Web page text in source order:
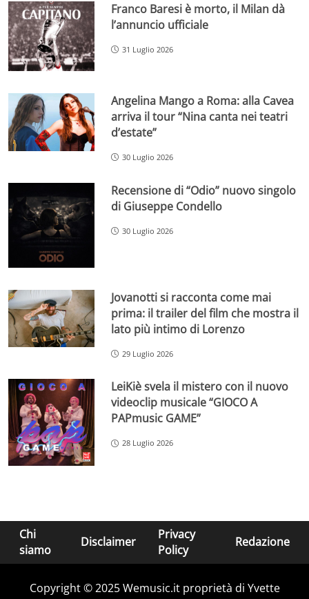
Franco Baresi è morto, il Milan dà
l’annuncio ufficiale
31 Luglio 2026
Angelina Mango a Roma: alla Cavea
arriva il tour “Nina canta nei teatri
d’estate”
30 Luglio 2026
Recensione di “Odio” nuovo singolo
di Giuseppe Condello
30 Luglio 2026
Jovanotti si racconta come mai
prima: il trailer del film che mostra il
lato più intimo di Lorenzo
29 Luglio 2026
LeiKiè svela il mistero con il nuovo
videoclip musicale “GIOCO A
PAPmusic GAME”
28 Luglio 2026
Chi
siamo
Disclaimer
Privacy
Policy
Redazione
Copyright © 2025 Wemusic.it proprietà di Yvette